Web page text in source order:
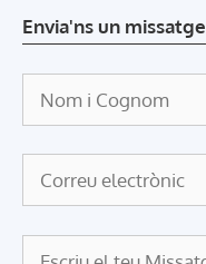
Envia'ns un missatge